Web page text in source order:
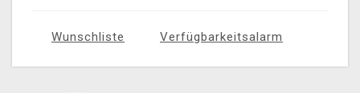
Wunschliste Verfügbarkeitsalarm